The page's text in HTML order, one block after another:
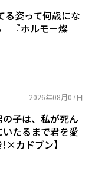
る姿って何歳にな
『ホルモー燦
2026年08月07日
の子は、私が死ん
いたるまで君を愛
カドブン】